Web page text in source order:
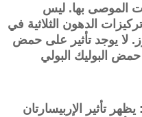
الموصى بها. ليس
الدهون الثلاثية في
لا يوجد تأثير على حمض
حمض البوليك البولي
تأثير الإربيسارتان